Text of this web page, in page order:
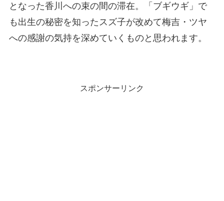
となった香川への束の間の滞在。「ブギウギ」で
も出生の秘密を知ったスズ子が改めて梅吉・ツヤ
への感謝の気持を深めていくものと思われます。
スポンサーリンク